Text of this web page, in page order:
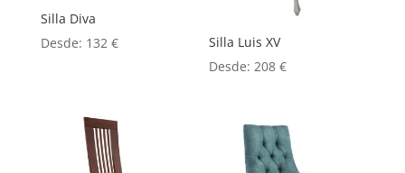
Silla Diva
Desde: 132 €
Silla Luis XV
Desde:208€